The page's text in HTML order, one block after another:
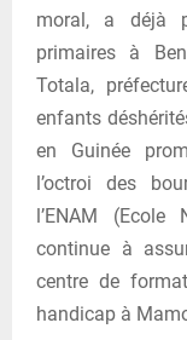
moral, a déjà
primaires à
Totala,
enfants
en Guinée
l’octroi des
l’ENAM
continue à
centre de
handicap à